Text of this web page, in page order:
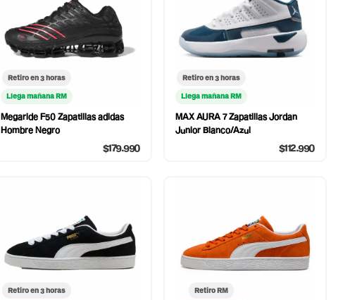
Retiro en 3 horas
Llega mañana RM
Megaride F50 Zapatillas adidas
Hombre Negro
$179.990
Retiro en 3 horas
Llega mañana RM
MAX AURA 7 Zapatillas Jordan
Junior Blanco/Azul
$112.990
Retiro en 3 horas Retiro RM